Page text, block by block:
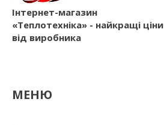
Інтернет-магазин
«Теплотехніка» - найкращі ціни
від виробника